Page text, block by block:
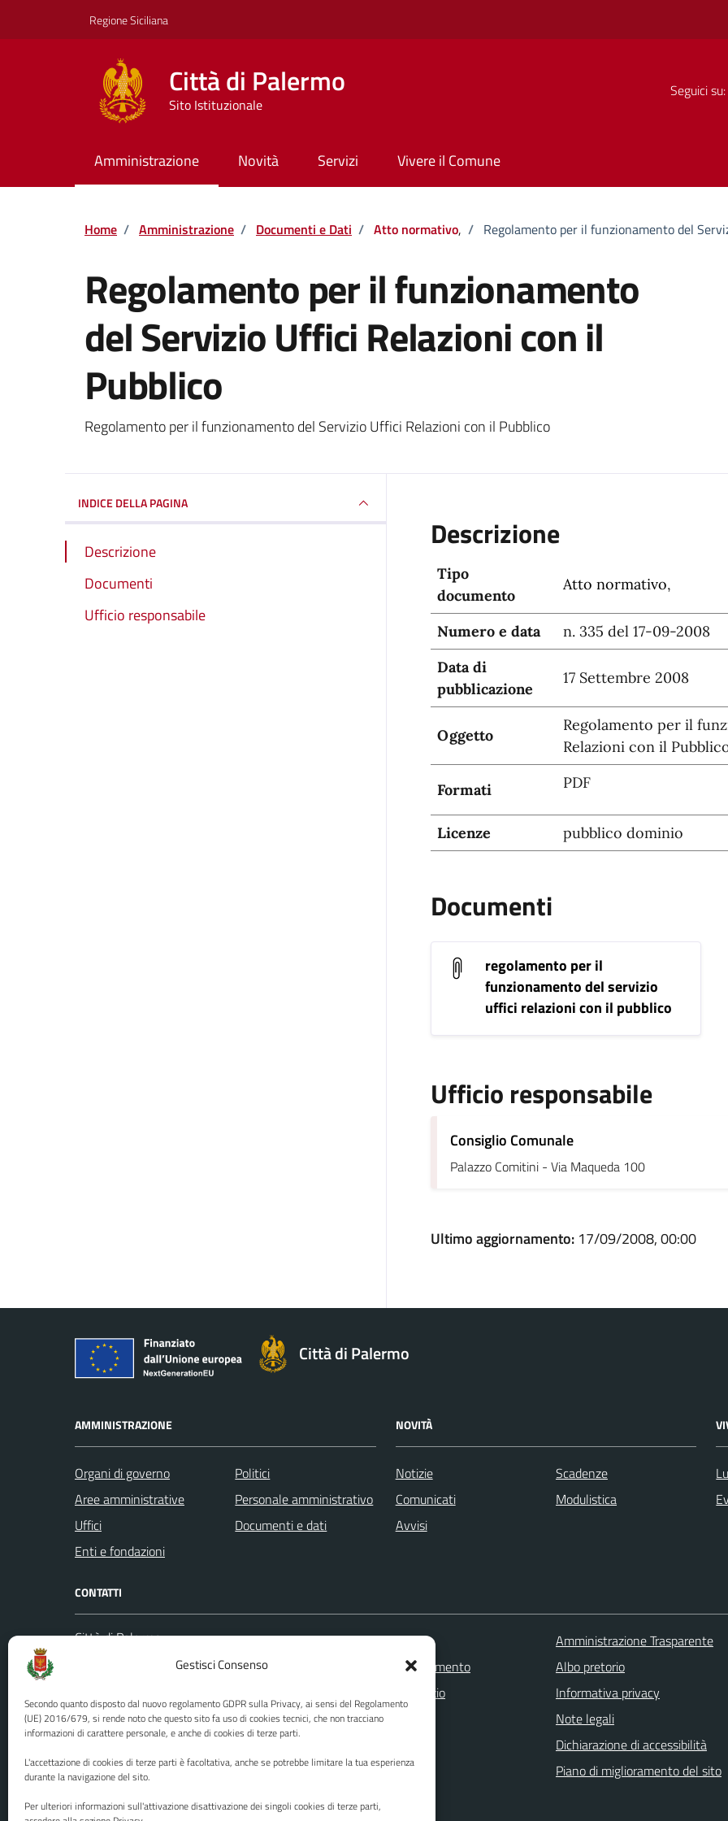
Gestisci Consenso
Secondo quanto disposto dal nuovo regolamento GDPR sulla Privacy, ai sensi del Regolamento
(UE) 2016/679, si rende noto che questo sito fa uso di cookies tecnici, che non tracciano
informazioni di carattere personale, e anche di cookies di terze parti.
L'accettazione di cookies di terze parti è facoltativa, anche se potrebbe limitare la tua esperienza
durante la navigazione del sito.
Per ulteriori informazioni sull'attivazione disattivazione dei singoli cookies di terze parti,
Regione Siciliana
Città di Palermo
Sito Istituzionale
Seguici su:
Amministrazione Novità Servizi Vivere il Comune
Home / Amministrazione / Documenti e Dati / Atto normativo, / Regolamento per il funzionamento del
Regolamento per il funzionamento
del Servizio Uffici Relazioni con il
Pubblico
Dettagli del documento
Regolamento per il funzionamento del Servizio Uffici Relazioni con il Pubblico
INDICE DELLA PAGINA
Descrizione
Documenti
Ufficio responsabile
Descrizione
Tipo
documento
Atto normativo,
Numero e data
n. 335 del 17-09-2008
Data di
pubblicazione
17 Settembre 2008
Oggetto
Regolamento per il
Relazioni con il
Formati PDF
Licenze pubblico dominio
Documenti
regolamento per il
funzionamento del servizio
uffici relazioni con il pubblico
Ufficio responsabile
Consiglio Comunale
Palazzo Comitini - Via Maqueda 100
Ultimo aggiornamento: 17/09/2008, 00:00
Città di Palermo
AMMINISTRAZIONE
Organi di governo
Aree amministrative
Uffici
Enti e fondazioni
Politici
Personale amministrativo
Documenti e dati
NOVITÀ
Notizie
Comunicati
Avvisi
Scadenze
Modulistica
CONTATTI
Città di Palermo
Codice fiscale / P. IVA:80016350821
U.O. Ufficio Relazioni con il Pubblico
(URP)
Numero verde: 0917401111
PEC:protocollo@cert.comune.palermo.it
Leggi le FAQ
Prenotazione appuntamento
Segnalazione disservizio
Richiesta assistenza
Amministrazione Trasparente
Albo pretorio
Informativa privacy
Note legali
Dichiarazione di accessibilità
Piano di miglioramento del sito